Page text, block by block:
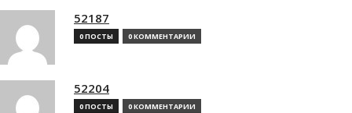
52187
0 ПОСТЫ 0 КОММЕНТАРИИ
52204
0 ПОСТЫ 0 КОММЕНТАРИИ